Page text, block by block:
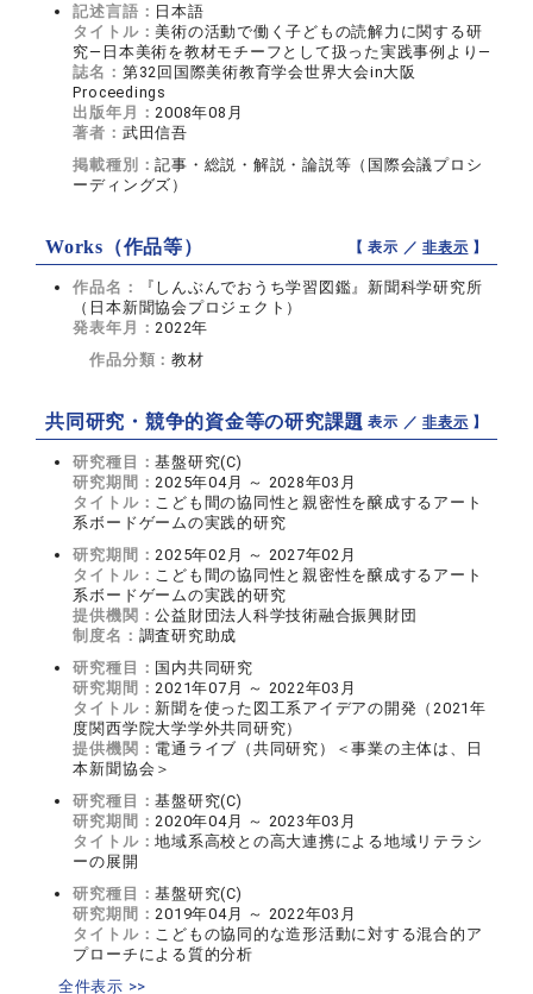
記述言語： 日本語
タイトル：美術の活動で働く子どもの読解力に関する研
究―日本美術を教材モチーフとして扱った実践事例より―
誌名： 第32回国際美術教育学会世界大会in大阪
Proceedings
出版年月： 2008年08月
著者： 武田信吾
掲載種別：記事・総説・解説・論説等（国際会議プロシ
ーディングズ）
Works（作品等） 【 表示 ／非表示 】
作品名：
『しんぶんでおうち学習図鑑』新聞科学研究所
（日本新聞協会プロジェクト）
発表年月： 2022年
作品分類：教材
共同研究・競争的資金等の研究課題【 表示 ／非表示 】
研究種目：基盤研究(C)
研究期間： 2025年04月 ～ 2028年03月
タイトル： こども間の協同性と親密性を醸成するアート
系ボードゲームの実践的研究
研究期間： 2025年02月 ～ 2027年02月
タイトル： こども間の協同性と親密性を醸成するアート
系ボードゲームの実践的研究
提供機関：公益財団法人科学技術融合振興財団
制度名： 調査研究助成
研究種目： 国内共同研究
研究期間： 2021年07月 ～ 2022年03月
タイトル： 新聞を使った図工系アイデアの開発（2021年
度関西学院大学学外共同研究）
提供機関： 電通ライブ（共同研究）＜事業の主体は、日
本新聞協会＞
研究種目：基盤研究(C)
研究期間： 2020年04月 ～ 2023年03月
タイトル：地域系高校との高大連携による地域リテラシ
ーの展開
研究種目：基盤研究(C)
研究期間： 2019年04月 ～ 2022年03月
タイトル： こどもの協同的な造形活動に対する混合的ア
プローチによる質的分析
全件表示 >>